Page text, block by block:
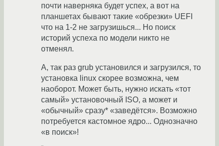
почти наверняка будет успех, а вот на
планшетах бывают такие «обрезки» UEFI
что на 1-2 не загрузишься... Но поиск
историй успеха по модели никто не
отменял.
А, так раз grub установился и загрузился, то
установка linux скорее возможна, чем
наоборот. Может быть, нужно искать «тот
самый» установочный ISO, а может и
«обычный» сразу* «заведётся». Возможно
потребуется кастомное ядро... Однозначно
«в поиск»!